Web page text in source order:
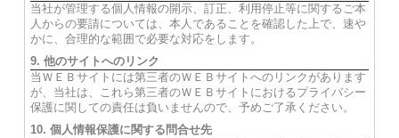
当社が管理する個人情報の開示、訂正、利用停止等に関するご本
人からの要請については、本人であることを確認した上で、速や
かに、合理的な範囲で必要な対応をします。
9. 他のサイトへのリンク
当ＷＥＢサイトには第三者のＷＥＢサイトへのリンクがあります
が、当社は、これら第三者のＷＥＢサイトにおけるプライバシー
保護に関しての責任は負いませんので、予めご了承ください。
10. 個人情報保護に関する問合せ先